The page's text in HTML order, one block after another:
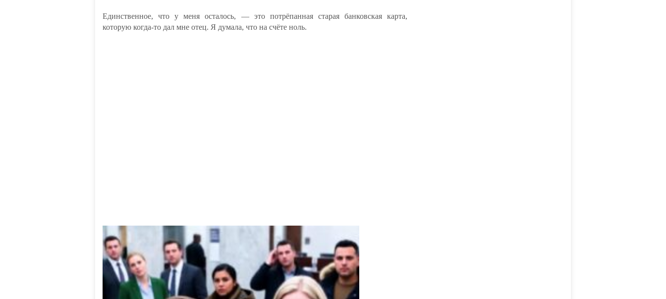
Единственное, что у меня осталось, — это потрёпанная старая банковская карта,
которую когда-то дал мне отец. Я думала, что на счёте ноль.